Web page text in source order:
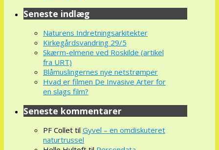
Seneste indlæg
Naturens Indretningsarkitekter
Kirkegårdsvandring 29/5
Skærm-elmene ved Roskilde (artikel
fra URT)
Blåmuslingernes nye netstrømper
Hvad er filmen De Invasive Arter for
en slags film?
Seneste kommentarer
PF Collet til Gyvel – en omdiskuteret
naturtrussel